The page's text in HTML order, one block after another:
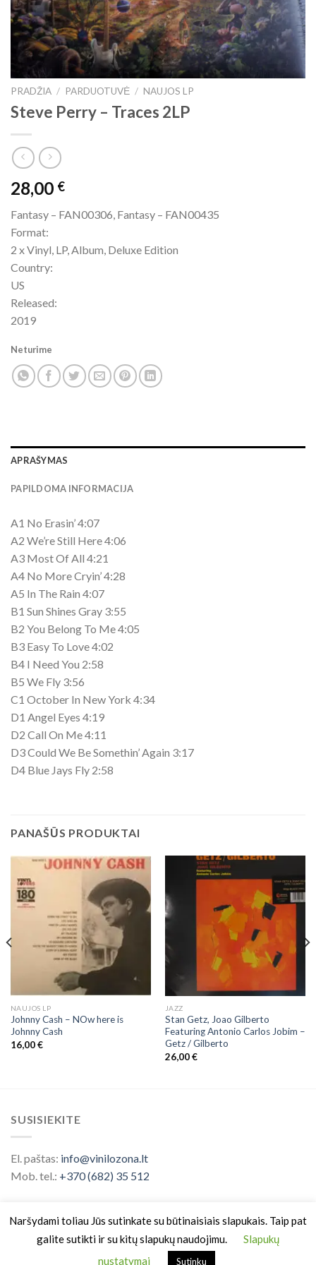
PRADŽIA / PARDUOTUVĖ / NAUJOS LP
Steve Perry – Traces 2LP
28,00 €
Fantasy – FAN00306, Fantasy – FAN00435
Format:
2 x Vinyl, LP, Album, Deluxe Edition
Country:
US
Released:
2019
Neturime
APRAŠYMAS
PAPILDOMA INFORMACIJA
A1 No Erasin’ 4:07
A2 We’re Still Here 4:06
A3 Most Of All 4:21
A4 No More Cryin’ 4:28
A5 In The Rain 4:07
B1 Sun Shines Gray 3:55
B2 You Belong To Me 4:05
B3 Easy To Love 4:02
B4 I Need You 2:58
B5 We Fly 3:56
C1 October In New York 4:34
D1 Angel Eyes 4:19
D2 Call On Me 4:11
D3 Could We Be Somethin’ Again 3:17
D4 Blue Jays Fly 2:58
PANAŠŪS PRODUKTAI
NAUJOS LP
Johnny Cash – NOw here is
Johnny Cash
16,00€
JAZZ
Stan Getz, Joao Gilberto
Featuring Antonio Carlos Jobim ‎–
Getz / Gilberto
26,00€
SUSISIEKITE
El. paštas: info@vinilozona.lt
Mob. tel.: +370 (682) 35 512
Naršydami toliau Jūs sutinkate su būtinaisiais slapukais. Taip pat
galite sutikti ir su kitų slapukų naudojimu.
Slapukų
nustatymai
Sutinku